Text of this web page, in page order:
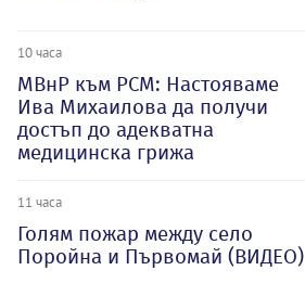
10 часа
МВнР към РСМ: Настояваме
Ива Михаилова да получи
достъп до адекватна
медицинска грижа
11 часа
Голям пожар между село
Поройна и Първомай (ВИДЕО)